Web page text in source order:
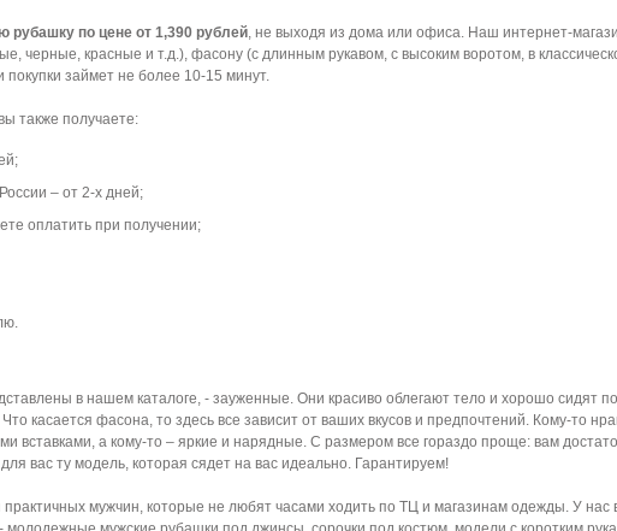
по цене от 1,390 рублей, не выходя из дома или офиса. Наш интернет-
черные, красные и т.д.), фасону (с длинным рукавом, с высоким воротом, в
займет не более 10-15 минут.
также получаете:
– от 2-х дней;
оплатить при получении;
в нашем каталоге, - зауженные. Они красиво облегают тело и хорошо сидят
касается фасона, то здесь все зависит от ваших вкусов и предпочтений. Кому-то
вставками, а кому-то – яркие и нарядные. С размером все гораздо проще: вам
вас ту модель, которая сядет на вас идеально. Гарантируем!
мужчин, которые не любят часами ходить по ТЦ и магазинам одежды. У нас